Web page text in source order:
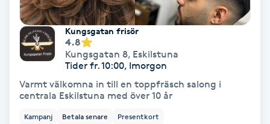
LPG-behandling
LPG-massage
Luggklippning
Kungsgatan frisör
4.8
Kungsgatan 8, Eskilstuna
Tider fr. 10:00, Imorgon
Varmt välkomna in till en toppfräsch salong i
centrala Eskilstuna med över 10 år
Kampanj Betala senare Presentkort